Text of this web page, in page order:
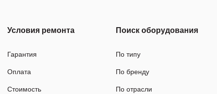
Условия ремонта
Гарантия
Оплата
Стоимость
Поиск оборудования
По типу
По бренду
По отрасли